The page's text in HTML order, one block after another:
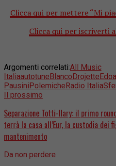
Clicca qui per mettere “Mi
Clicca qui per iscriverti
Argomenti correlati:All Music
ItaliaautotuneBlancoDrojette
PausiniPolemicheRadio Italia
Il prossimo
Separazione Totti-Ilary: il primo
terrà la casa all’Eur, la custodia dei
mantenimento
Da non perdere